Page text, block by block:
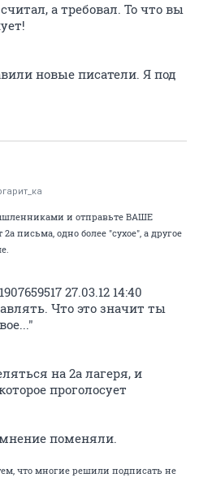
а требовал. То что вы
новые писатели. Я под
и отправьте ВАШЕ
письма, одно более "сухое", а другое
27.03.12 14:40
Что это значит ты
на 2а лагеря, и
проголосует
поменяли.
что многие решили подписать не